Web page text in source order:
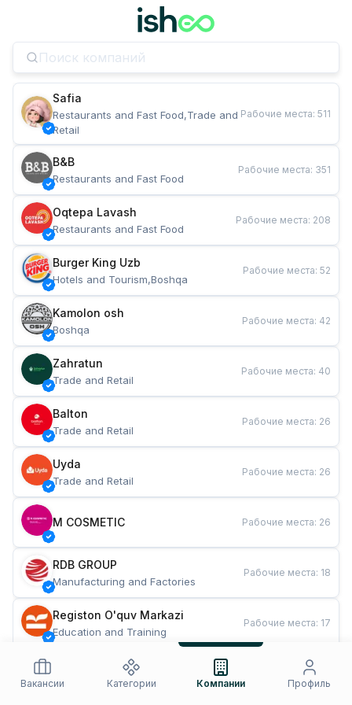
Safia
Restaurants and Fast Food,Trade and
Retail
Рабочие места: 511
B&B
Restaurants and Fast Food
Рабочие места: 351
Oqtepa Lavash
Restaurants and Fast Food
Рабочие места: 208
Burger King Uzb
Hotels and Tourism,Boshqa
Рабочие места: 52
Kamolon osh
Boshqa
Рабочие места: 42
Zahratun
Trade and Retail
Рабочие места: 40
Balton
Trade and Retail
Рабочие места: 26
Uyda
Trade and Retail
Рабочие места: 26
M COSMETIC Рабочие места: 26
RDB GROUP
Manufacturing and Factories
Рабочие места: 18
Registon O'quv Markazi
Education and Training
Рабочие места: 17
Restaurants and Fast Food
Рабочие места
Вакансии
Категории Компании Профиль